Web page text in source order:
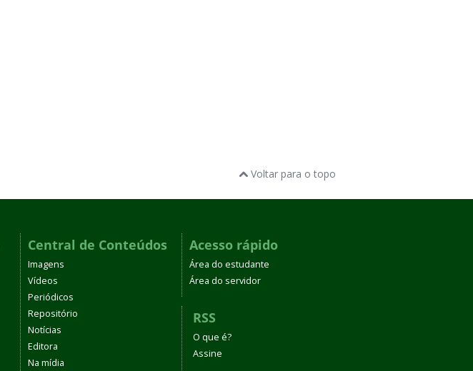
Voltar para o topo
Central de Conteúdos
Imagens
Vídeos
Periódicos
Repositório
Notícias
Editora
Na mídia
Acesso rápido
Área do estudante
Área do servidor
RSS
O que é?
Assine